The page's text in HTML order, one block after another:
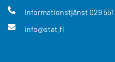
Informationstjänst 029
info@stat.fi